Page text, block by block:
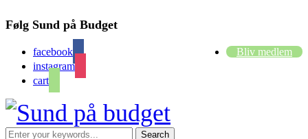
Følg Sund på Budget
facebook
instagram
cart
Bliv medlem